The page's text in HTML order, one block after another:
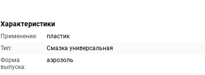
Характеристики
Применение:
пластик
Тип:
Смазка универсальная
Форма
выпуска:
аэрозоль